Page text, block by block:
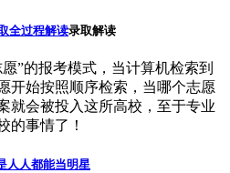
全过程解读录取解读
”的报考模式，当计算机检索到
开始按照顺序检索，当哪个志愿
就会被投入这所高校，至于专业
的事情了！
人人都能当明星